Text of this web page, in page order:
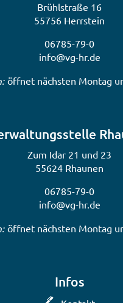
Brühlstraße 16
55756 Herrstein
06785-79-0
info@vg-hr.de
weitere Öffnungs- oder
öffnet nächsten Montag
Zum Idar 21 und 23
55624 Rhaunen
06785-79-0
info@vg-hr.de
weitere Öffnungs- oder
öffnet nächsten Montag
Infos